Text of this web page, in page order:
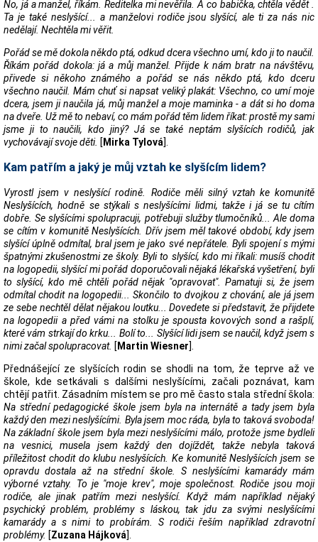
No, já a manžel, říkám. Ředitelka mi nevěřila. A co babička, chtěla vědět .
Ta je také neslyšící... a manželovi rodiče jsou slyšící, ale ti za nás nic
nedělají. Nechtěla mi věřit.
Pořád se mě dokola někdo ptá, odkud dcera všechno umí, kdo ji to naučil.
Říkám pořád dokola: já a můj manžel. Přijde k nám bratr na návštěvu,
přivede si někoho známého a pořád se nás někdo ptá, kdo dceru
všechno naučil. Mám chuť si napsat veliký plakát: Všechno, co umí moje
dcera, jsem ji naučila já, můj manžel a moje maminka - a dát si ho doma
na dveře. Už mě to nebaví, co mám pořád těm lidem říkat: prostě my sami
jsme ji to naučili, kdo jiný? Já se také neptám slyšících rodičů, jak
vychovávají svoje děti. [Mirka Tylová].
Kam patřím a jaký je můj vztah ke slyšícím lidem?
Vyrostl jsem v neslyšící rodině. Rodiče měli silný vztah ke komunitě
Neslyšících, hodně se stýkali s neslyšícími lidmi, takže i já se tu cítím
dobře. Se slyšícími spolupracuji, potřebuji služby tlumočníků... Ale doma
se cítím v komunitě Neslyšících. Dřív jsem měl takové období, kdy jsem
slyšící úplně odmítal, bral jsem je jako své nepřátele. Byli spojení s mými
špatnými zkušenostmi ze školy. Byli to slyšící, kdo mi říkali: musíš chodit
na logopedii, slyšící mi pořád doporučovali nějaká lékařská vyšetření, byli
to slyšící, kdo mě chtěli pořád nějak "opravovat". Pamatuji si, že jsem
odmítal chodit na logopedii... Skončilo to dvojkou z chování, ale já jsem
ze sebe nechtěl dělat nějakou loutku... Dovedete si představit, že přijdete
na logopedii a před vámi na stolku je spousta kovových sond a rašplí,
které vám strkají do krku... Bolí to... Slyšící lidi jsem se naučil, když jsem s
nimi začal spolupracovat. [ Martin Wiesner].
Přednášející ze slyšících rodin se shodli na tom, že teprve až ve
škole, kde setkávali s dalšími neslyšícími, začali poznávat, kam
chtějí patřit. Zásadním místem se pro mě často stala střední škola:
Na střední pedagogické škole jsem byla na internátě a tady jsem byla
každý den mezi neslyšícími. Byla jsem moc ráda, byla to taková svoboda!
Na základní škole jsem byla mezi neslyšícími málo, protože jsme bydleli
na vesnici, musela jsem každý den dojíždět, takže nebyla taková
příležitost chodit do klubu neslyšících. Ke komunitě Neslyšících jsem se
opravdu dostala až na střední škole. S neslyšícími kamarády mám
výborné vztahy. To je "moje krev", moje společnost. Rodiče jsou moji
rodiče, ale jinak patřím mezi neslyšící. Když mám například nějaký
psychický problém, problémy s láskou, tak jdu za svými neslyšícími
kamarády a s nimi to probírám. S rodiči řeším například zdravotní
problémy. [Zuzana Hájková].